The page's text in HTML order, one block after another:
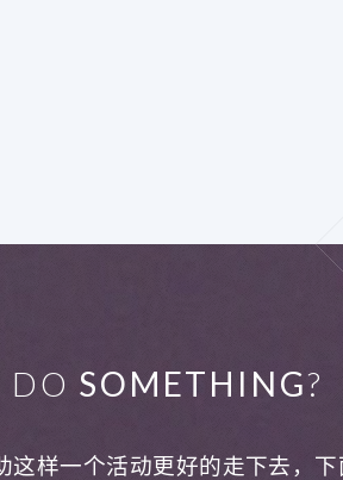
DO SOMETHING?
样一个活动更好的走下去，下